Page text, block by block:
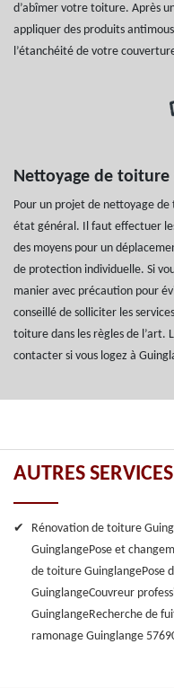
d’abîmer votre toiture. Après
appliquer des produits
l’étanchéité de votre
Nettoyage de
Pour un projet de nettoyage
état général. Il faut effectuer
des moyens pour un
de protection individuelle. Si
manier avec précaution pour
conseillé de solliciter les
toiture dans les règles de l’art.
contacter si vous logez à
AUTRES SERVICES
Rénovation de toiture
GuinglangePose et
de toiture GuinglangePose
GuinglangeCouvreur
GuinglangeRecherche de
ramonage Guinglange